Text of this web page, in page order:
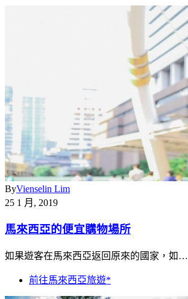
ByVienselin Lim
25 1 月, 2019
馬來西亞的便宜購物場所
如果遊客在馬來西亞返回原來的國家，如…
前往馬來西亞旅遊*